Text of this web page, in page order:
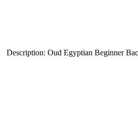
Description: Oud Egyptian Beginner